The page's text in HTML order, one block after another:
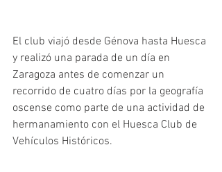
El club viajó desde Génova hasta Huesca
y realizó una parada de un día en
Zaragoza antes de comenzar un
recorrido de cuatro días por la geografía
oscense como parte de una actividad de
hermanamiento con el Huesca Club de
Vehículos Históricos.